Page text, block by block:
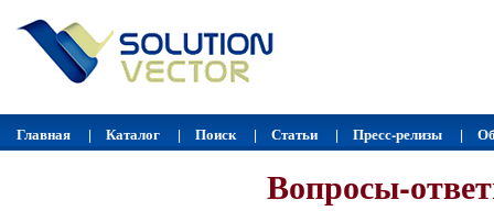
Главная Каталог Поиск Статьи Пресс-релизы
Вопросы-